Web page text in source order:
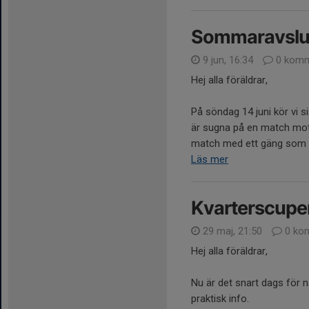
9 jun, 16:34
0
Hej alla föräldrar,
På söndag 14 juni kör vi
är sugna på en match
match med ett gäng som
Läs mer
29 maj, 21:50
0
Hej alla föräldrar,
Nu är det snart dags för
praktisk info.